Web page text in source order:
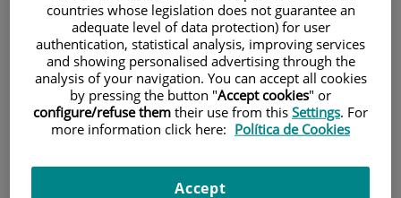
countries whose legislation does not guarantee an
adequate level of data protection) for user
authentication, statistical analysis, improving services
and showing personalised advertising through the
analysis of your navigation. You can accept all cookies
by pressing the button "Accept cookies" or
configure/refuse them their use from this Settings. For
more information click here: Política de Cookies
Accept